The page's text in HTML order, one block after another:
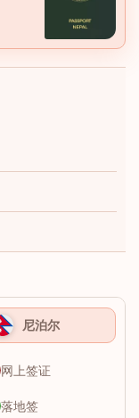
尼泊尔
网上签证
落地签